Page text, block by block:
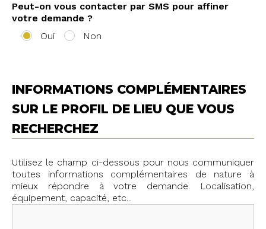
Peut-on vous contacter par SMS pour affiner
votre demande ?
Oui
Non
INFORMATIONS COMPLÉMENTAIRES
SUR LE PROFIL DE LIEU QUE VOUS
RECHERCHEZ
Utilisez le champ ci-dessous pour nous communiquer
toutes informations complémentaires de nature à
mieux répondre à votre demande. Localisation,
équipement, capacité, etc...